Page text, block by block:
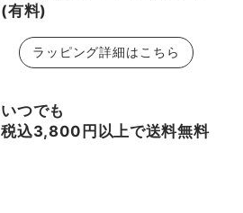
(有料)
ラッピング詳細はこちら
いつでも
税込3,800円以上で送料無料